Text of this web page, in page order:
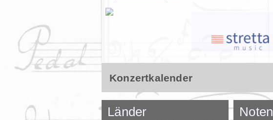
Konzertkalender
Länder Noten